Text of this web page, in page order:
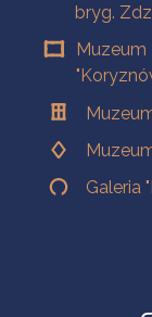
bryg.
Muzeum
Galeria